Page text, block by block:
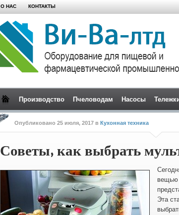
О НАС КОНТАКТЫ
Производство Пчеловодам Насосы
Опубликовано 25 июля, 2017 в Кухонная техника
Советы, как выбрать
вещью
Эта